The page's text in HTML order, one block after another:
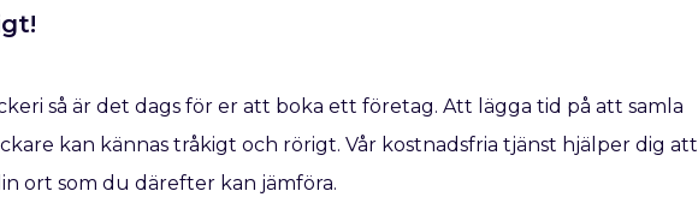
så är det dags för er att boka ett företag. Att lägga tid på att samla
kan kännas tråkigt och rörigt. Vår kostnadsfria tjänst hjälper dig att
ort som du därefter kan jämföra.